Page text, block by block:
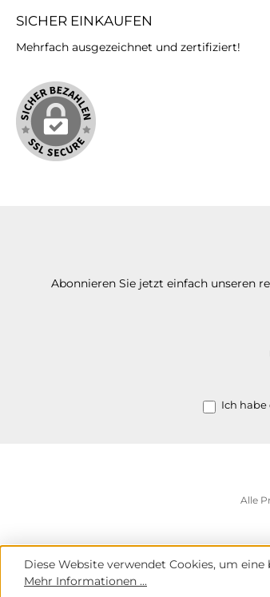
SICHER EINKAUFEN
Mehrfach ausgezeichnet und zertifiziert!
Abonnieren Sie jetzt einfach unseren
Ich habe
Alle
Diese Website verwendet Cookies, um
Mehr Informationen ...